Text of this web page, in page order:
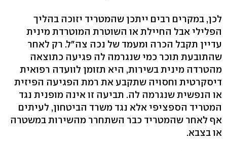
לכן, במקרים רבים ייתכן שהמטריד יזוכה בהליך
הפלילי אבל החיילת או השוטרת המוטרדת מינית
עדיין תקבל הכרה ומעמד של נכה צה"ל. רק לאחר
שהתובעת תוכר כמי שנגרמה לה פגיעה כתוצאה
מהטרדה מינית בשירות, היא תזומן לוועדה רפואית
דיסקרטית וחסויה שתקבע את רמת הפגיעה הפיזית
או הנפשית שנגרמה לה. תביעה זו אינה מופנית נגד
המטריד הספציפי אלא נגד משרד הביטחון, לעיתים
אף לאחר שהמטריד כבר השתחרר מהשירות במשטרה
או בצבא.